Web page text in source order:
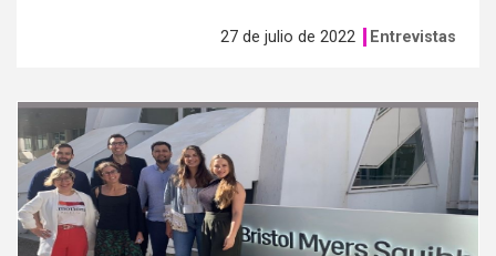
27 de julio de 2022 Entrevistas
Ver
más